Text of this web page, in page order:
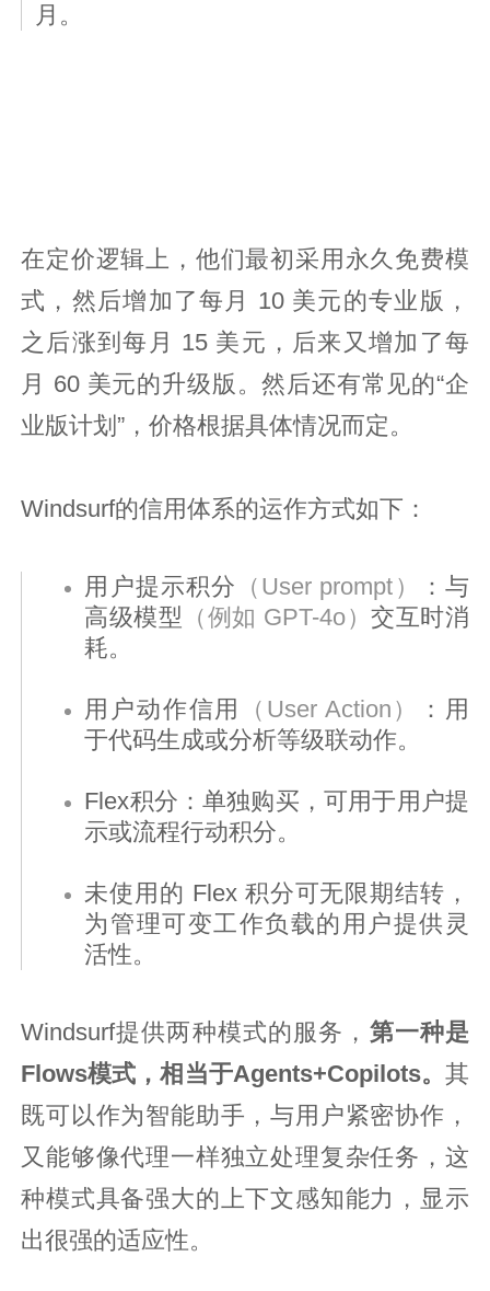
月。
在定价逻辑上，他们最初采用永久免费模
式，然后增加了每月 10 美元的专业版，
之后涨到每月 15 美元，后来又增加了每
月 60 美元的升级版。然后还有常见的“企
业版计划”，价格根据具体情况而定。
Windsurf的信用体系的运作方式如下：
用户提示积分 （User prompt）
：与
高级模型
（例如 GPT-4o）交互时消
耗。
用户动作信用 （User Action）
：用
于代码生成或分析等级联动作。
Flex积分：单独购买，可用于用户提
示或流程行动积分。
未使用的 Flex 积分可无限期结转，
为管理可变工作负载的用户提供灵
活性。
Windsurf提供两种模式的服务， 第一种是
Flows模式，相当于Agents+Copilots。 其
既可以作为智能助手，与用户紧密协作，
又能够像代理一样独立处理复杂任务，这
种模式具备强大的上下文感知能力，显示
出很强的适应性。